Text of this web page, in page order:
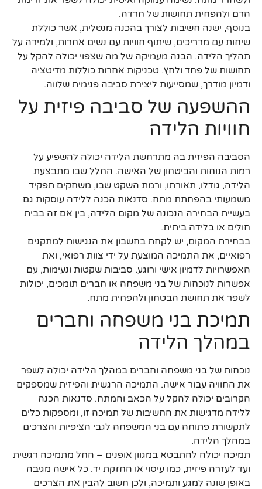
הדם ולהפחית תחושות של חרדה.
בנוסף, ישנה חשיבות לצורך בהכנה מנטלית, אשר כוללת
שיחות עם מדריכים, שיתוף חוויות עם נשים אחרות, ולמידה על
תהליך הלידה. הבנה מעמיקה של מה שצפוי יכולה להקל על
תחושות של פחד ולחץ. טכניקות אחרות כוללות מדיטציה
ודמיון מודרך, שמסייעות ליצירת סביבה פנימית שלווה.
ההשפעה של סביבה פיזית על
חוויות הלידה
הסביבה הפיזית בה מתרחשת הלידה יכולה להשפיע על
רמות הנוחות והביטחון של האישה. החלל שבו מתבצעת
הלידה, גודלו, תאורתו, ורמת השקט שבו, משחקים תפקיד
משמעותי בהפחתת מתח. סדנאות הכנה ללידה עוסקות גם
בעשיית הבחירה הנכונה של מקום הלידה, בין אם זה בבית
חולים או בלידה ביתית.
בבחירת המקום, יש לקחת בחשבון את הנגישות למתקנים
רפואיים, את התמיכה המוצעת על ידי צוות רפואי, ואת
האפשרויות לדמיון אישי ורוגע. סביבות שקטות ונעימות, עם
אפשרות לנוכחות של בני משפחה או חברים תומכים, יכולות
לשפר את תחושת הבטחון ולהפחית מתח.
תמיכת בני משפחה וחברים
במהלך הלידה
נוכחות של בני משפחה וחברים במהלך הלידה יכולה לשפר
את החוויה עבור אישה. התמיכה הרגשית והפיזית שמספקים
הקרובים יכולה להקל על הכאב והמתח. סדנאות הכנה
ללידה מדגישות את החשיבות של תמיכה זו, ומספקות כלים
לתקשורת פתוחה עם בני המשפחה לגבי הציפיות והצרכים
במהלך הלידה.
תמיכה יכולה להתבטא במגוון אופנים – החל מתמיכה רגשית
ועד לעזרה פיזית, כמו עיסוי או החזקת יד. כל אישה מגיבה
באופן שונה למגע ותמיכה, ולכן חשוב להבין את הצרכים